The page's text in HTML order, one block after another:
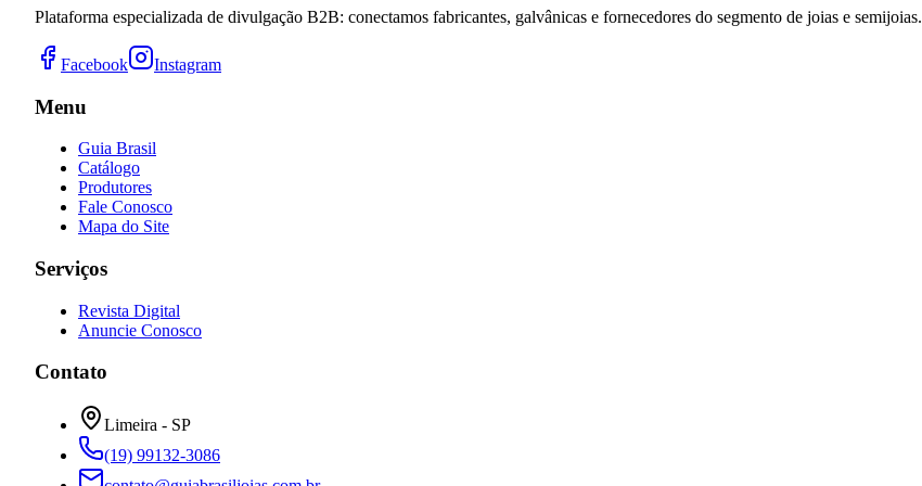
Plataforma especializada de divulgação B2B: conectamos fabricantes, galvânicas e fornecedores do segmento de joias e semijoias.
Facebook Instagram
Menu
Guia Brasil
Catálogo
Produtores
Fale Conosco
Mapa do Site
Serviços
Revista Digital
Anuncie Conosco
Contato
Limeira - SP
(19) 99132-3086